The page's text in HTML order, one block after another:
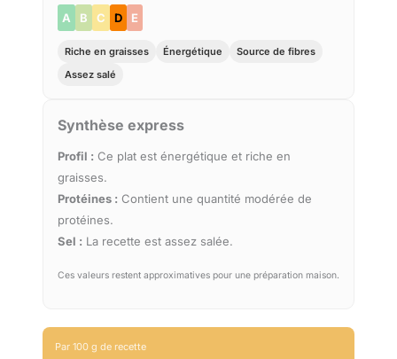
A B C D E
Riche en graisses Énergétique
Source de fibres
Assez salé
Synthèse express
Profil : Ce plat est énergétique et riche en
graisses.
Protéines : Contient une quantité modérée de
protéines.
Sel : La recette est assez salée.
Ces valeurs restent approximatives pour une préparation maison.
Par 100 g de recette